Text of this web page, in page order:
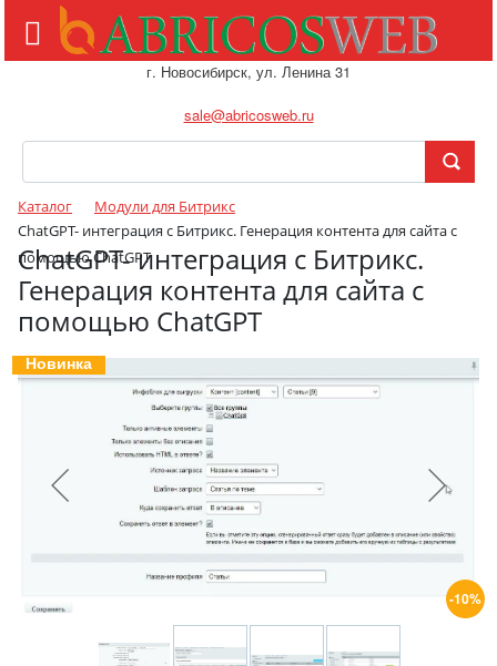
г. Новосибирск, ул. Ленина 31
sale@abricosweb.ru
Каталог
Модули для Битрикс
ChatGPT- интеграция с Битрикс. Генерация контента для сайта с
помощью ChatGPT
ChatGPT- интеграция с Битрикс.
Генерация контента для сайта с
помощью ChatGPT
Новинка
-10%
Тестировать модуль
Введите ссылку на ваш сайт